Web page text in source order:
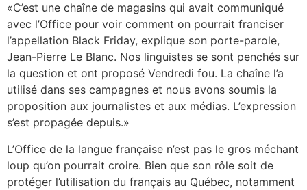
«C’est une chaîne de magasins qui avait communiqué
avec l’Office pour voir comment on pourrait franciser
l’appellation Black Friday, explique son porte-parole,
Jean-Pierre Le Blanc. Nos linguistes se sont penchés sur
la question et ont proposé Vendredi fou. La chaîne l’a
utilisé dans ses campagnes et nous avons soumis la
proposition aux journalistes et aux médias. L’expression
s’est propagée depuis.»
L’Office de la langue française n’est pas le gros méchant
loup qu’on pourrait croire. Bien que son rôle soit de
protéger l’utilisation du français au Québec, notamment